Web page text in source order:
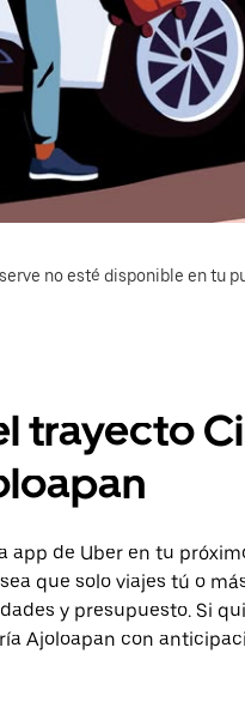
no esté disponible en tu
trayecto
app de Uber en tu
que solo viajes tú o
y presupuesto. Si
Ajoloapan con